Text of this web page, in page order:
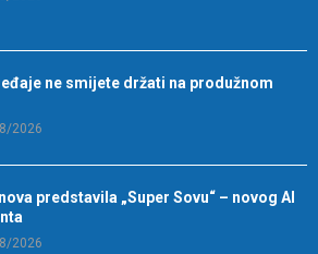
ne smijete držati na produžnom
2026
predstavila „Super Sovu“ – novog AI
2026